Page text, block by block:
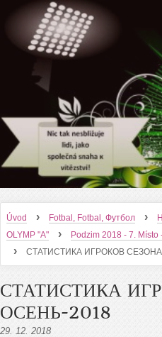
Úvod › Fotbal, Fotbal, Футбол ›
OLYMP "A"
› Podzim 2018 - 7. Místo
› СТАТИСТИКА ИГРОКОВ
СТАТИСТИКА
ОСЕНЬ-2018
29. 12. 2018